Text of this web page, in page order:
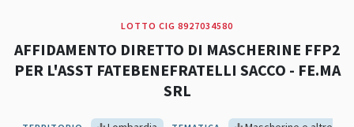
LOTTO CIG 8927034580
AFFIDAMENTO DIRETTO DI MASCHERINE FFP2
PER L'ASST FATEBENEFRATELLI SACCO - FE.MA
SRL